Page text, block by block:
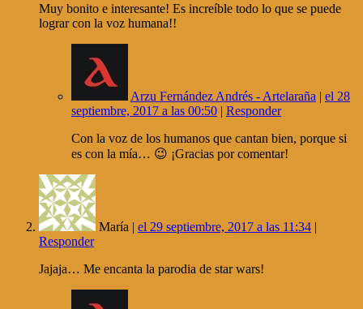
Muy bonito e interesante! Es increíble todo lo que se puede
lograr con la voz humana!!
Arzu Fernández Andrés - Artelaraña | el 28
septiembre, 2017 a las 00:50 | Responder
Con la voz de los humanos que cantan bien, porque si
es con la mía… 😉 ¡Gracias por comentar!
María | el 29 septiembre, 2017 a las 11:34 |
Responder
Jajaja… Me encanta la parodia de star wars!